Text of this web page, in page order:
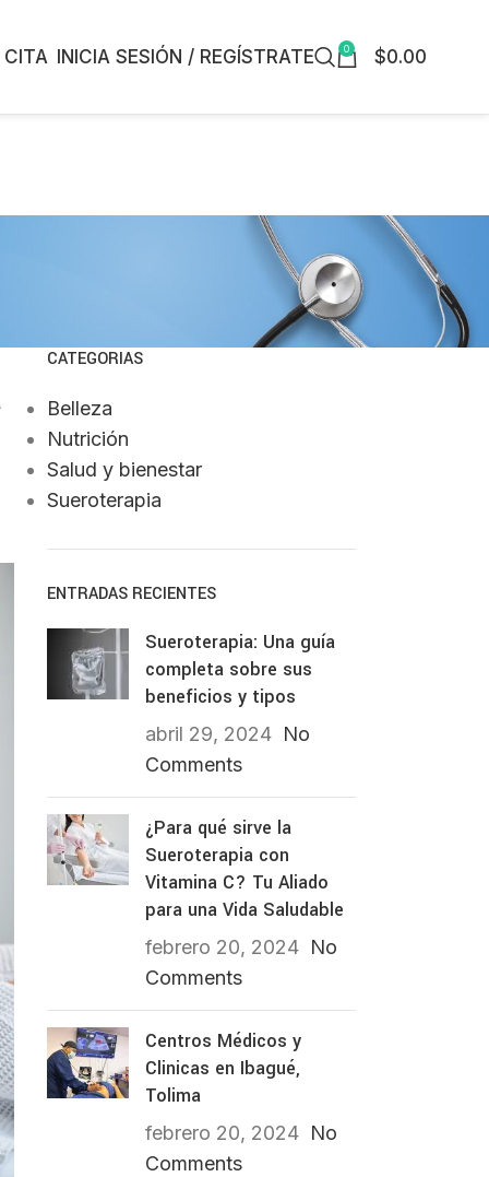
CITA INICIA SESIÓN / REGÍSTRATE 0 $0.00
CATEGORIAS
Belleza
Nutrición
Salud y bienestar
Sueroterapia
ENTRADAS RECIENTES
Sueroterapia: Una guía
completa sobre sus
beneficios y tipos
abril 29, 2024 No
Comments
¿Para qué sirve la
Sueroterapia con
Vitamina C? Tu Aliado
para una Vida Saludable
febrero 20, 2024 No
Comments
Centros Médicos y
Clinicas en Ibagué,
Tolima
febrero 20, 2024 No
Comments